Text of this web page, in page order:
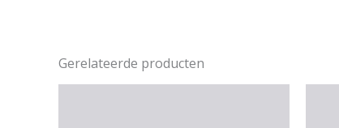
Gerelateerde producten